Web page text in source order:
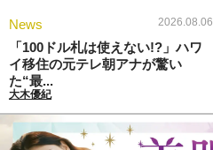
News 2026.08.06
「100ドル札は使えない!?」ハワ
イ移住の元テレ朝アナが驚い
た“最...
大木優紀